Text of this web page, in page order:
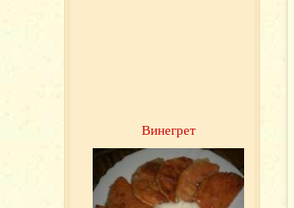
Винегрет